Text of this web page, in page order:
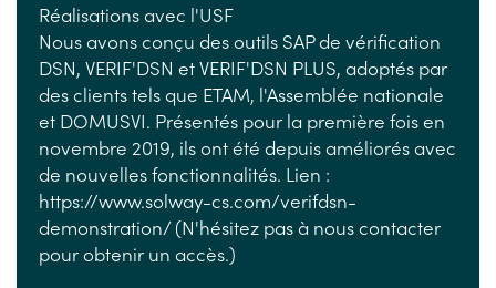
Réalisations avec l'USF
Nous avons conçu des outils SAP de vérification
DSN, VERIF'DSN et VERIF'DSN PLUS, adoptés par
des clients tels que ETAM, l'Assemblée nationale
et DOMUSVI. Présentés pour la première fois en
novembre 2019, ils ont été depuis améliorés avec
de nouvelles fonctionnalités. Lien :
https://www.solway-cs.com/verifdsn-
demonstration/ (N'hésitez pas à nous contacter
pour obtenir un accès.)